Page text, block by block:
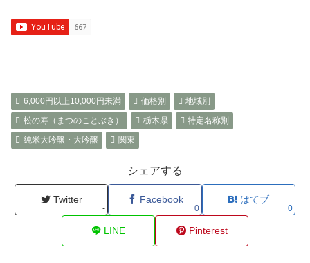
6,000円以上10,000円未満 価格別
地域別
松の寿（まつのことぶき）
栃木県
特定名称別
純米大吟醸・大吟醸
関東
シェアする
Twitter
-
Facebook
0
はてブ
0
LINE Pinterest